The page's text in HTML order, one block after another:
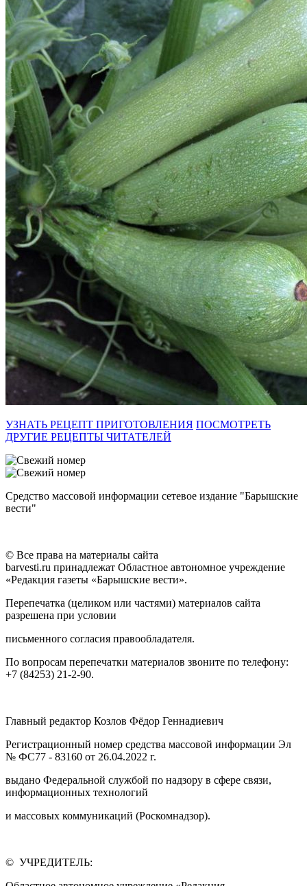
УЗНАТЬ РЕЦЕПТ ПРИГОТОВЛЕНИЯ ПОСМОТРЕТЬ
ДРУГИЕ РЕЦЕПТЫ ЧИТАТЕЛЕЙ
Средство массовой информации сетевое издание "Барышские
вести"
© Все права на материалы сайта
barvesti.ru принадлежат Областное автономное учреждение
«Редакция газеты «Барышские вести».
Перепечатка (целиком или частями) материалов сайта
разрешена при условии
письменного согласия правообладателя.
По вопросам перепечатки материалов звоните по телефону:
+7 (84253) 21-2-90.
Главный редактор Козлов Фёдор Геннадиевич
Регистрационный номер средства массовой информации Эл
№ ФС77 - 83160 от 26.04.2022 г.
выдано Федеральной службой по надзору в сфере связи,
информационных технологий
и массовых коммуникаций (Роскомнадзор).
© УЧРЕДИТЕЛЬ: